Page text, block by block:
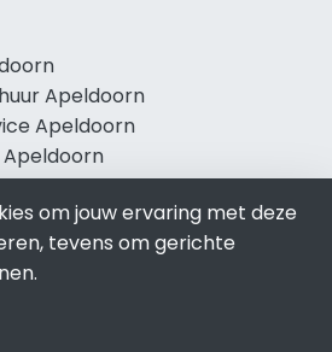
Apeldoorn
Apeldoorn
om jouw ervaring met deze
tevens om gerichte